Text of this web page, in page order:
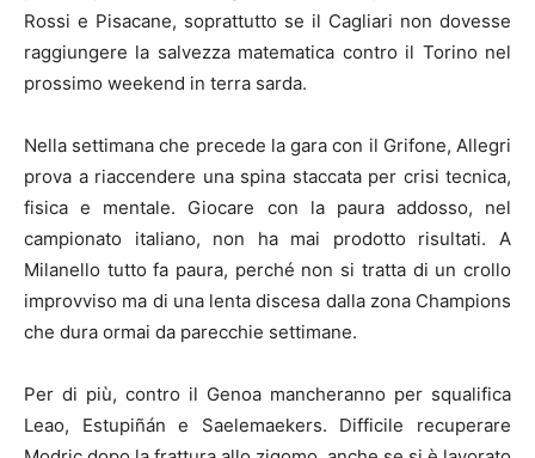
Rossi e Pisacane, soprattutto se il Cagliari non dovesse
raggiungere la salvezza matematica contro il Torino nel
prossimo weekend in terra sarda.
Nella settimana che precede la gara con il Grifone, Allegri
prova a riaccendere una spina staccata per crisi tecnica,
fisica e mentale. Giocare con la paura addosso, nel
campionato italiano, non ha mai prodotto risultati. A
Milanello tutto fa paura, perché non si tratta di un crollo
improvviso ma di una lenta discesa dalla zona Champions
che dura ormai da parecchie settimane.
Per di più, contro il Genoa mancheranno per squalifica
Leao, Estupiñán e Saelemaekers. Difficile recuperare